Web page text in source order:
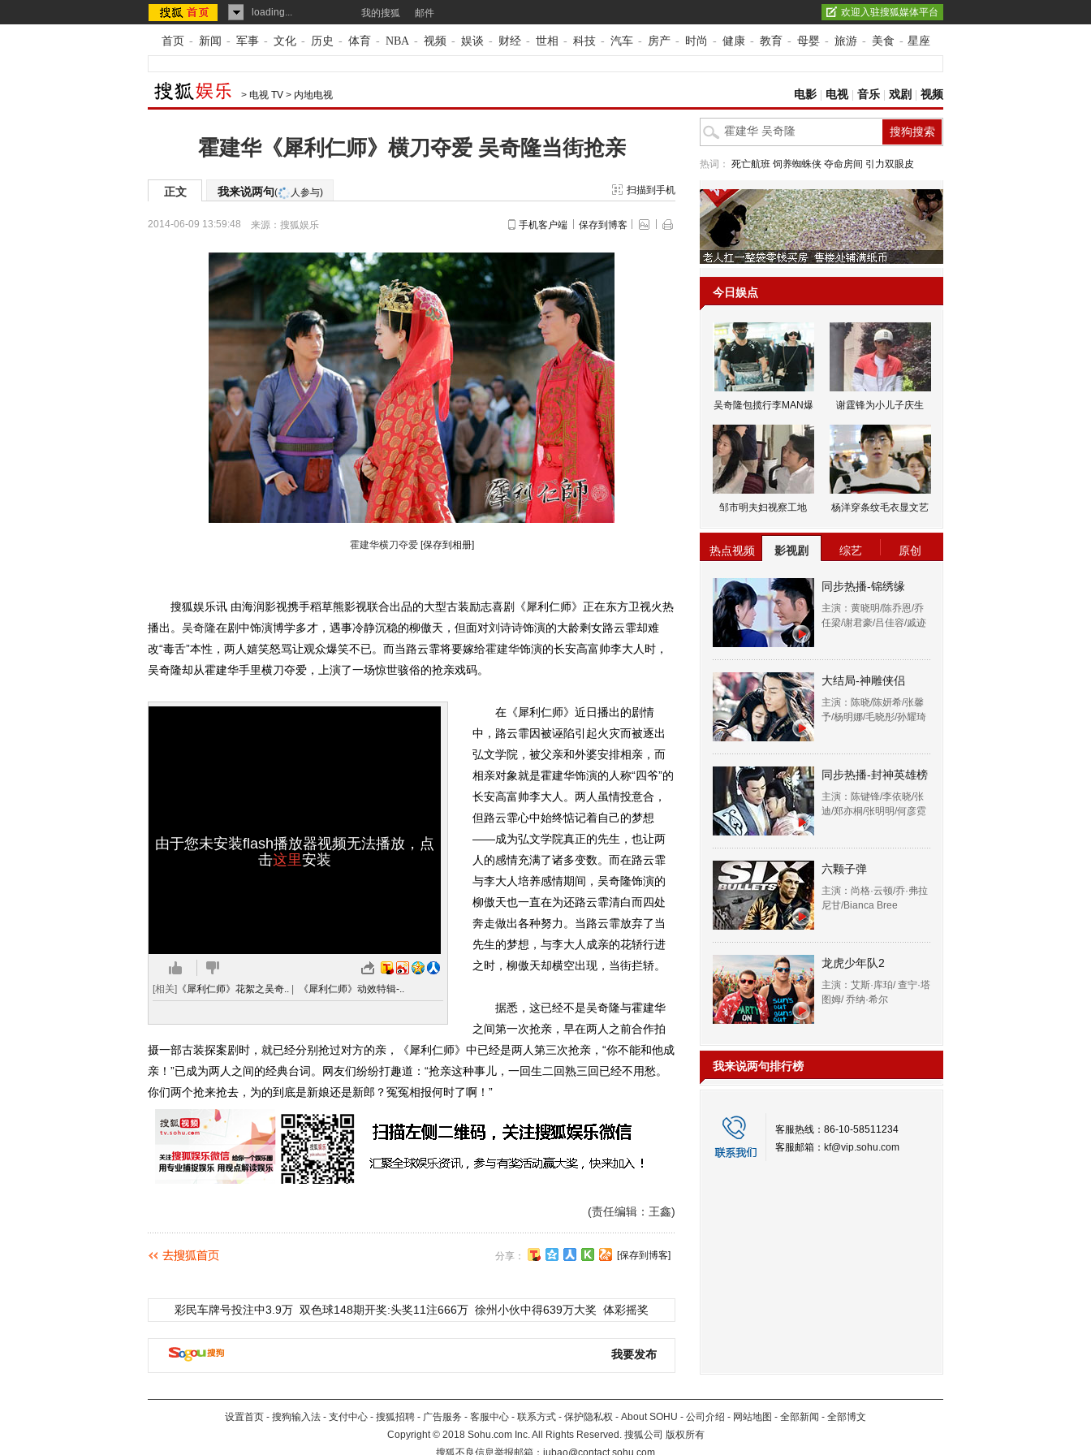
loading... 我的搜狐 邮件 欢迎入驻搜狐媒体平台
首页 - 新闻 - 军事 - 文化 - 历史 - 体育 - NBA - 视频 - 娱谈 - 财经 - 世相 - 科技 - 汽车 - 房产 - 时尚 - 健康 - 教育 - 母婴 - 旅游 - 美食 - 星座
> 电视 TV > 内地电视 电影 电视| 音乐 戏剧 视频
霍建华《犀利仁师》横刀夺爱 吴奇隆当街抢亲
正文 我来说两句( 人参与) 扫描到手机
2014-06-09 13:59:48 来源： 搜狐娱乐 手机客户端 保存到博客
霍建华横刀夺爱 [保存到相册]
搜狐娱乐讯 由海润影视携手稻草熊影视联合出品的大型古装励志喜剧《犀利仁师》正在东方卫视火热
播出。 吴奇隆在剧中饰演博学多才，遇事冷静沉稳的柳傲天，但面对刘诗诗饰演的大龄剩女路云霏却难
改“毒舌”本性，两人嬉笑怒骂让观众爆笑不已。而当路云霏将要嫁给霍建华饰演的长安高富帅李大人时，
吴奇隆却从霍建华手里横刀夺爱，上演了一场惊世骇俗的抢亲戏码。
由于您未安装flash播放器视频无法播放，点
击这里安装
[相关] 《犀利仁师》花絮之吴奇.. 《犀利仁师》动效特辑-..
在《犀利仁师》近日播出的剧情
中，路云霏因被诬陷引起火灾而被逐出
弘文学院，被父亲和外婆安排相亲，而
相亲对象就是霍建华饰演的人称“四爷”的
长安高富帅李大人。两人虽情投意合，
但路云霏心中始终惦记着自己的梦想
——成为弘文学院真正的先生，也让两
人的感情充满了诸多变数。而在路云霏
与李大人培养感情期间，吴奇隆饰演的
柳傲天也一直在为还路云霏清白而四处
奔走做出各种努力。当路云霏放弃了当
先生的梦想，与李大人成亲的花轿行进
之时，柳傲天却横空出现，当街拦轿。
据悉，这已经不是吴奇隆与霍建华
之间第一次抢亲，早在两人之前合作拍
摄一部古装探案剧时，就已经分别抢过对方的亲，《犀利仁师》中已经是两人第三次抢亲，“你不能和他成
亲！”已成为两人之间的经典台词。网友们纷纷打趣道：“抢亲这种事儿，一回生二回熟三回已经不用愁。
你们两个抢来抢去，为的到底是新娘还是新郎？冤冤相报何时了啊！”
(责任编辑：王鑫)
分享： [保存到博客]
彩民车牌号投注中3.9万 双色球148期开奖:头奖11注666万 徐州小伙中得639万大奖 体彩摇奖
我要发布
热词： 死亡航班 饲养蜘蛛侠 夺命房间 引力双眼皮
今日娱点
吴奇隆包揽行李MAN爆 谢霆锋为小儿子庆生
邹市明夫妇视察工地 杨洋穿条纹毛衣显文艺
热点视频 影视剧 综艺 原创
同步热播-锦绣缘
主演：黄晓明/陈乔恩/乔
任梁/谢君豪/吕佳容/戚迹
大结局-神雕侠侣
主演：陈晓/陈妍希/张馨
予/杨明娜/毛晓彤/孙耀琦
同步热播-封神英雄榜
主演：陈键锋/李依晓/张
迪/郑亦桐/张明明/何彦霓
六颗子弹
主演：尚格·云顿/乔·弗拉
尼甘/Bianca Bree
龙虎少年队2
主演：艾斯·库珀/ 查宁·塔
图姆/ 乔纳·希尔
我来说两句排行榜
客服热线：86-10-58511234
客服邮箱： kf@vip.sohu.com
设置首页 - 搜狗输入法 - 支付中心 - 搜狐招聘 - 广告服务 - 客服中心 - 联系方式 - 保护隐私权 - About SOHU - 公司介绍 - 网站地图 - 全部新闻 - 全部博文
Copyright©2018 Sohu.com Inc. All Rights Reserved. 搜狐公司 版权所有
搜狐不良信息举报邮箱： jubao@contact.sohu.com